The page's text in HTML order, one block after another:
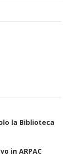
la Biblioteca
in ARPAC